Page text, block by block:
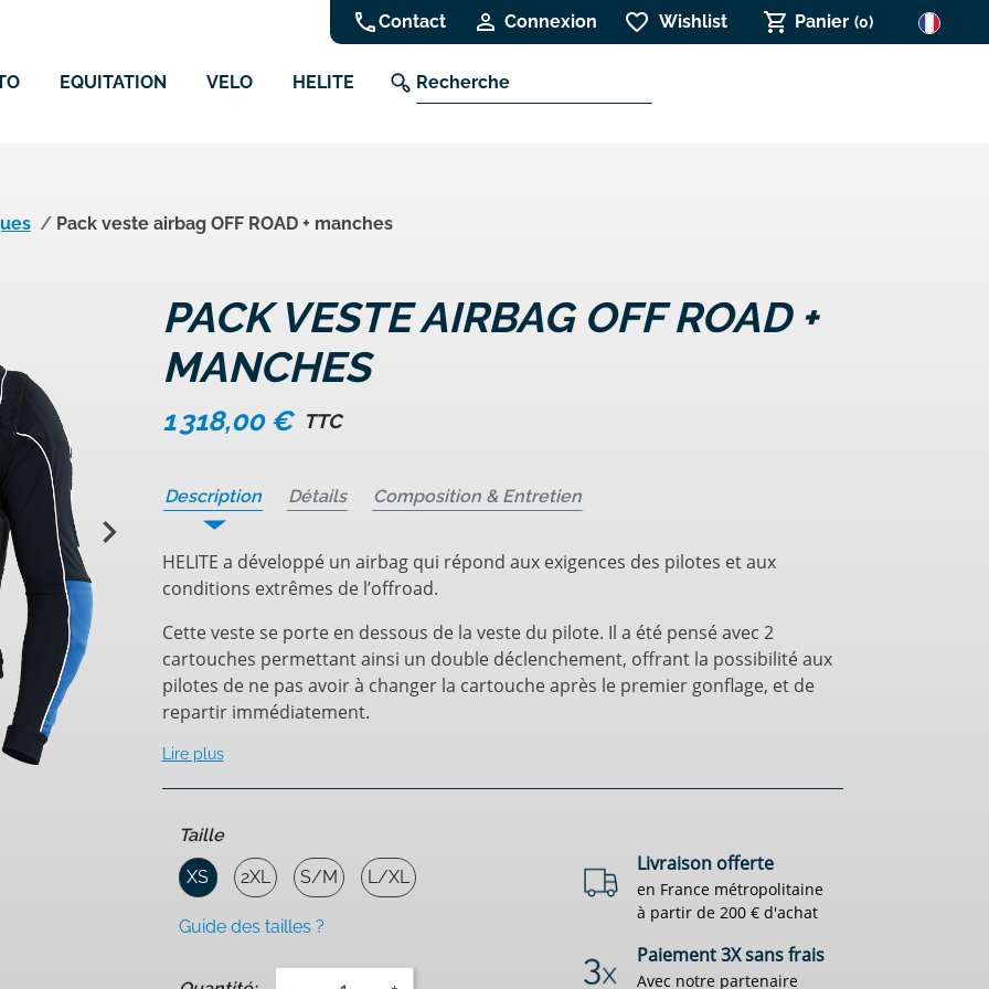
phoneContact  Connexion favorite_border Wishlist shopping_cart Panier (0)
EQUITATION VELO HELITE
Pack veste airbag OFF ROAD + manches

PACK VESTE AIRBAG OFF ROAD +
MANCHES
1 318,00 € TTC
Description Détails Composition & Entretien
HELITE a développé un airbag qui répond aux exigences des pilotes et aux
conditions extrêmes de l’offroad.
Cette veste se porte en dessous de la veste du pilote. Il a été pensé avec 2
cartouches permettant ainsi un double déclenchement, offrant la possibilité aux
pilotes de ne pas avoir à changer la cartouche après le premier gonflage, et de
repartir immédiatement.
Lire plus
Taille
XS
2XL S/M L/XL
Guide des tailles ?
Livraison offerte
en France métropolitaine
à partir de 200 € d'achat
Paiement 3X sans frais
Avec notre partenaire